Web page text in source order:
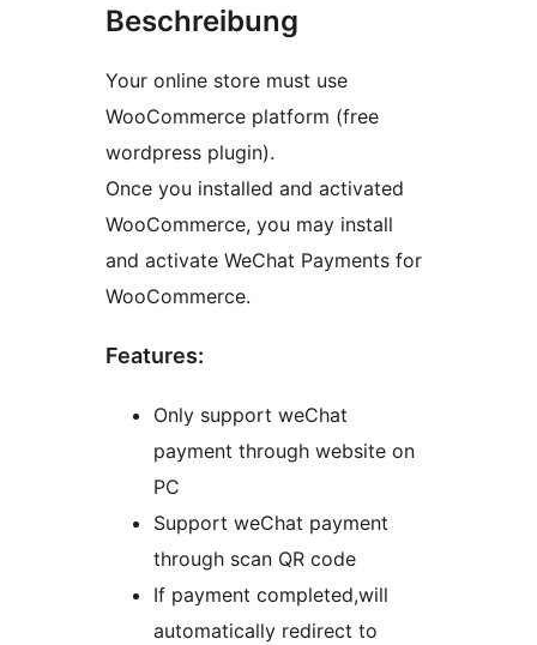
Beschreibung
Your online store must use
WooCommerce platform (free
wordpress plugin).
Once you installed and activated
WooCommerce, you may install
and activate WeChat Payments for
WooCommerce.
Features:
Only support weChat
payment through website on
PC
Support weChat payment
through scan QR code
If payment completed,will
automatically redirect to